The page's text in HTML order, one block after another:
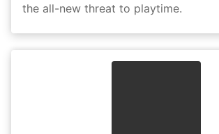
the all-new threat to playtime.